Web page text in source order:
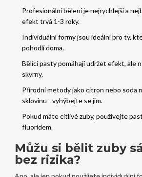
Profesionální bělení je nejrychlejší a
efekt trvá 1-3 roky.
Individuální formy jsou ideální pro ty,
pohodlí doma.
Bělící pasty pomáhají udržet efekt, ale
skvrny.
Přírodní metody jako citron nebo soda
sklovinu - vyhýbejte se jim.
Pokud máte citlivé zuby, používejte
fluoridem.
Můžu si bělit zuby
bez rizika?